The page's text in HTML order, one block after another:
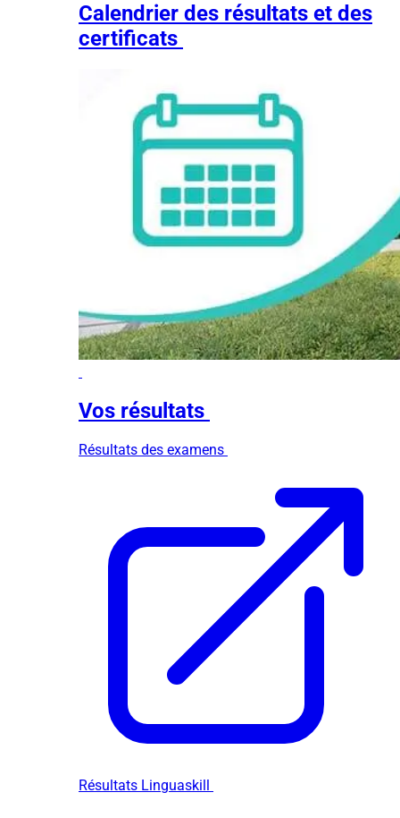
Calendrier des résultats et des
certificats
Vos résultats
Résultats des examens
Résultats Linguaskill